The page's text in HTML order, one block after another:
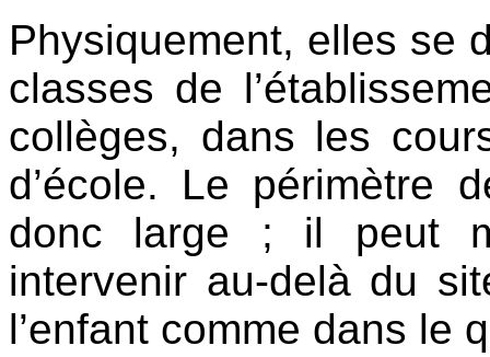
Physiquement, elles se
classes de
collèges, dans les
d’école. Le périmètre
donc large ; il peut
intervenir au-delà du
l’enfant comme dans le